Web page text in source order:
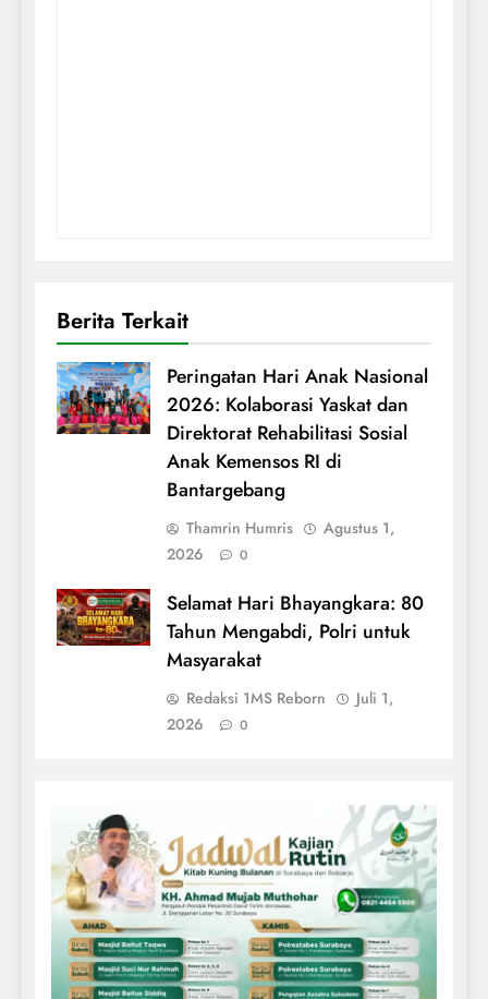
Berita Terkait
Peringatan Hari Anak Nasional
2026: Kolaborasi Yaskat dan
Direktorat Rehabilitasi Sosial
Anak Kemensos RI di
Bantargebang
Thamrin Humris
Agustus 1,
2026
0
Selamat Hari Bhayangkara: 80
Tahun Mengabdi, Polri untuk
Masyarakat
Redaksi 1MS Reborn
Juli 1,
2026
0